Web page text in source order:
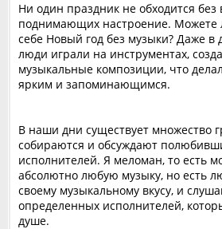
Ни один праздник не обходится без
поднимающих настроение. Можете
себе Новый год без музыки? Даже в
люди играли на инструментах,
музыкальные композиции, что
ярким и запоминающимся.
В наши дни существует множество
собираются и обсуждают
исполнителей. Я меломан, то есть
абсолютно любую музыку, но есть
своему музыкальному вкусу, и
определенных исполнителей,
душе.